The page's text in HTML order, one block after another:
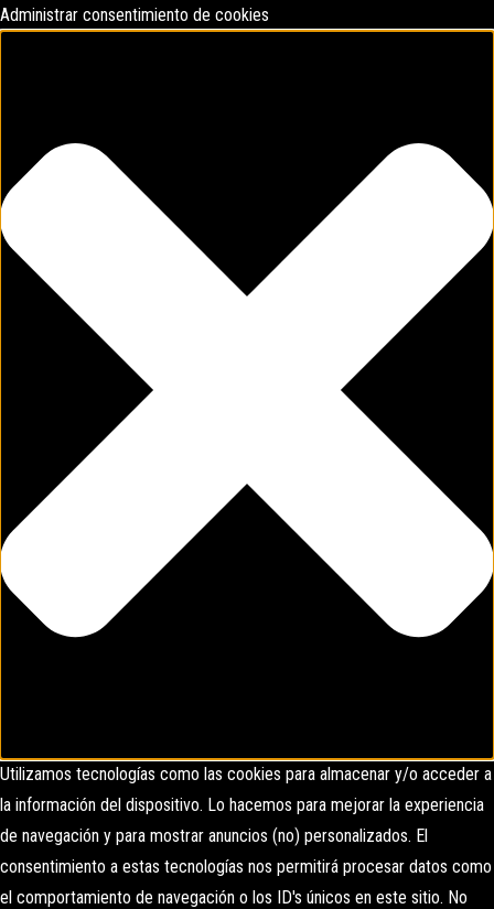
Administrar consentimiento de cookies
Utilizamos tecnologías como las cookies para almacenar y/o acceder a
la información del dispositivo. Lo hacemos para mejorar la experiencia
de navegación y para mostrar anuncios (no) personalizados. El
consentimiento a estas tecnologías nos permitirá procesar datos como
el comportamiento de navegación o los ID's únicos en este sitio. No